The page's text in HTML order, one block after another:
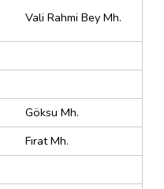
Vali Rahmi Bey Mh.
Göksu Mh.
Fırat Mh.